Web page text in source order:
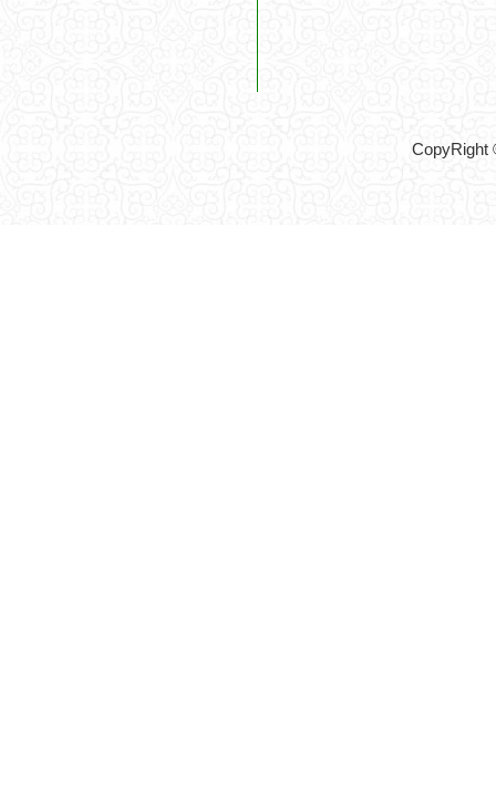
CopyRight